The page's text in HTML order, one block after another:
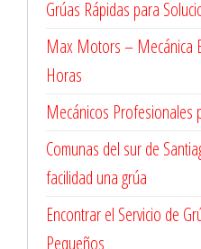
Grúas Rápidas para
Max Motors – Mecánica
Horas
Mecánicos Profesionales
Comunas del sur de
facilidad una grúa
Encontrar el Servicio de
Pequeños